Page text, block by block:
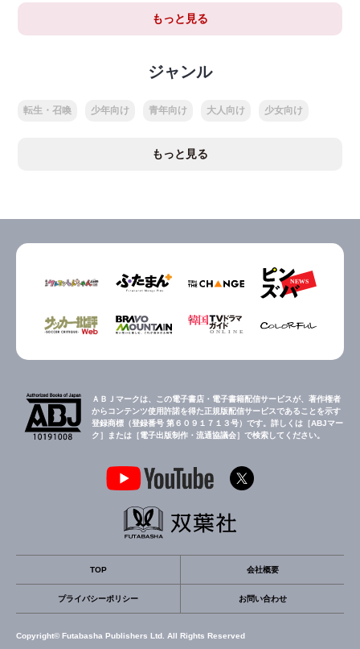
もっと見る
ジャンル
転生・召喚 少年向け 青年向け 大人向け 少女向け
もっと見る
ＡＢＪマークは、この電子書店・電子書籍配信サービスが、著作権者
からコンテンツ使用許諾を得た正規版配信サービスであることを示す
登録商標（登録番号 第６０９１７１３号）です。詳しくは［ABJマー
ク］または［電子出版制作・流通協議会］で検索してください。
TOP 会社概要
プライバシーポリシー お問い合わせ
Copyright© Futabasha Publishers Ltd. All Rights Reserved